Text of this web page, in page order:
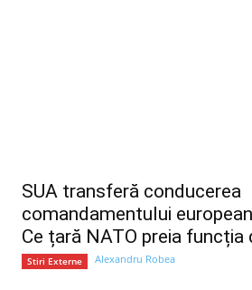
SUA transferă conducerea
comandamentului
Ce țară NATO preia funcția
Stiri Externe Alexandru Robea